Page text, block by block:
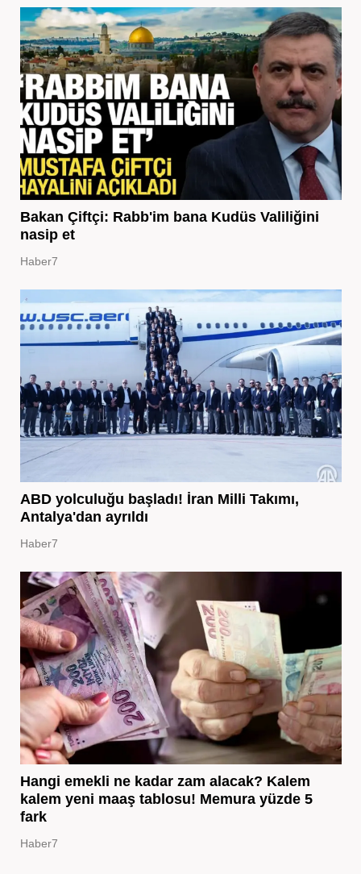
Bakan Çiftçi: Rabb'im bana Kudüs Valiliğini
nasip et
Haber7
ABD yolculuğu başladı! İran Milli Takımı,
Antalya'dan ayrıldı
Haber7
Hangi emekli ne kadar zam alacak? Kalem
kalem yeni maaş tablosu! Memura yüzde 5
fark
Haber7